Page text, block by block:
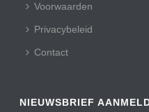
Voorwaarden
Privacybeleid
Contact
NIEUWSBRIEF